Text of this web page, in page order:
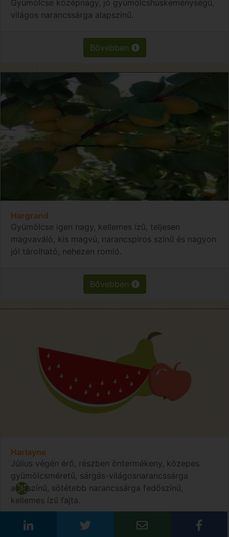
Gyümölcse középnagy, jó gyümölcshúskeménységű,
világos narancssárga alapszínű.
Bővebben
Hargrand
Gyümölcse igen nagy, kellemes ízű, teljesen
magvaváló, kis magvú, narancspiros színű és nagyon
jól tárolható, nehezen romló.
Bővebben
Harlayne
Július végén érő, részben öntermékeny, közepes
gyümölcsméretű, sárgás-világosnarancssárga
alapszínű, sötétebb narancssárga fedőszínű,
kellemes ízű fajta.